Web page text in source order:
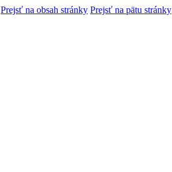
Prejsť na obsah stránky Prejsť na pätu stránky